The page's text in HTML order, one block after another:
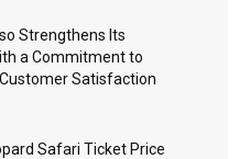
Strengthens Its
a Commitment to
Satisfaction
Safari Ticket Price